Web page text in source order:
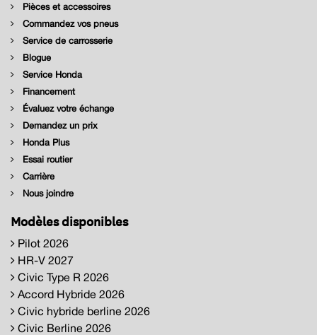
Pièces et accessoires
Commandez vos pneus
Service de carrosserie
Blogue
Service Honda
Financement
Évaluez votre échange
Demandez un prix
Honda Plus
Essai routier
Carrière
Nous joindre
Modèles disponibles
Pilot 2026
HR-V 2027
Civic Type R 2026
Accord Hybride 2026
Civic hybride berline 2026
Civic Berline 2026